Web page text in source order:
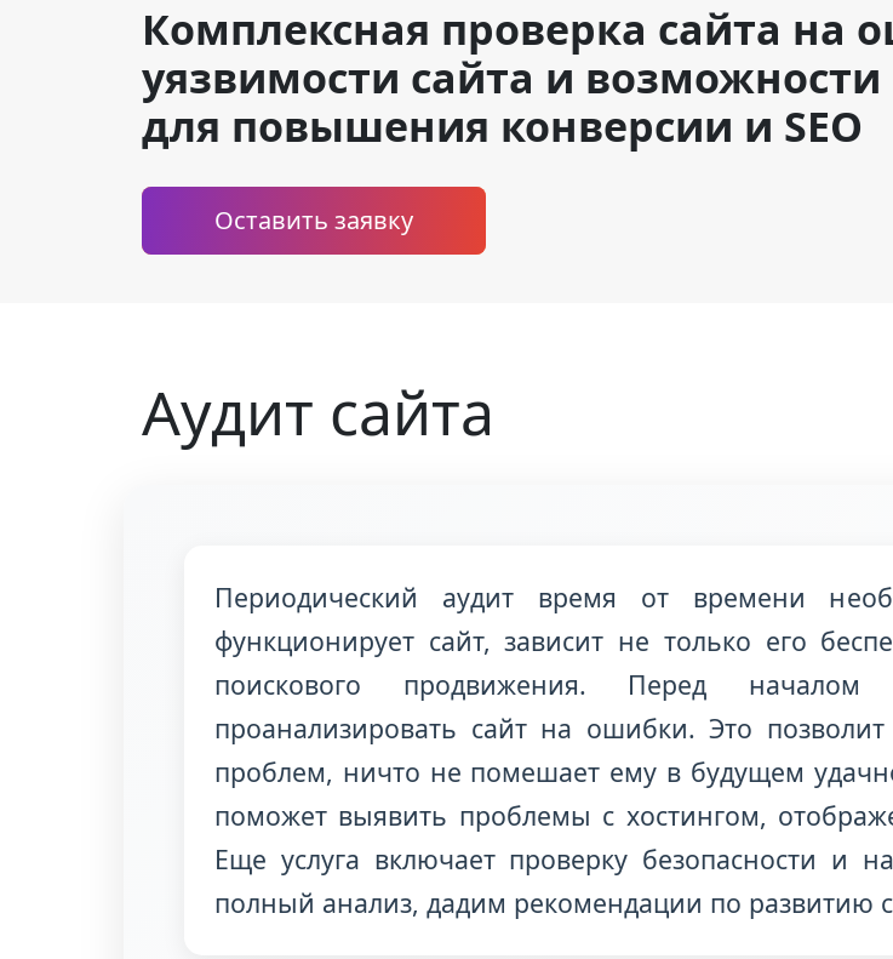
Комплексная проверка сайта на
уязвимости сайта и
для повышения конверсии и SEO
Оставить заявку
Аудит сайта
Периодический аудит время от времени
функционирует сайт, зависит не только его
поискового продвижения. Перед
проанализировать сайт на ошибки. Это
проблем, ничто не помешает ему в будущем
поможет выявить проблемы с хостингом,
Еще услуга включает проверку безопасности и
полный анализ, дадим рекомендации по развитию